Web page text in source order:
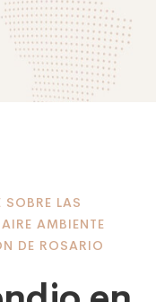
SOBRE LAS
AMBIENTE
DE ROSARIO